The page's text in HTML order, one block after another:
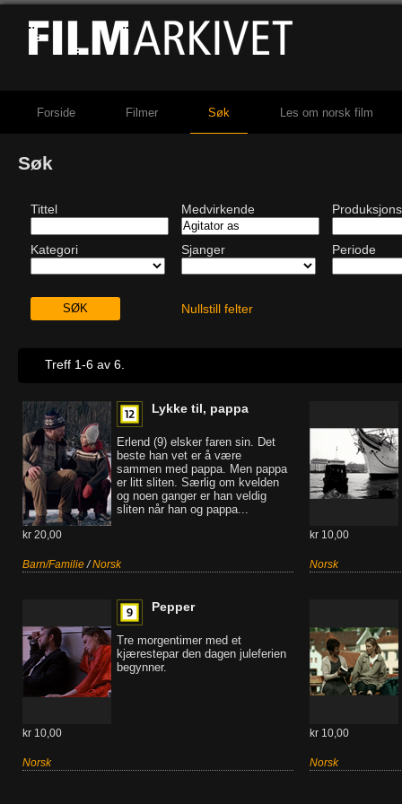
Forside Filmer Søk Les om norsk film
Søk
Tittel Medvirkende
Kategori Sjanger Periode
Nullstill felter
Treff 1-6 av 6.
Lykke til, pappa
Erlend (9) elsker faren sin. Det
beste han vet er å være
sammen med pappa. Men pappa
er litt sliten. Særlig om kvelden
og noen ganger er han veldig
sliten når han og pappa...
kr 20,00
Barn/Familie/Norsk
kr 10,00
Norsk
Pepper
Tre morgentimer med et
kjærestepar den dagen juleferien
begynner.
kr 10,00
Norsk
kr 10,00
Norsk